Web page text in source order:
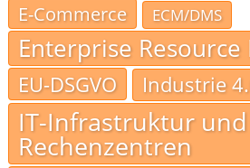
E-Commerce
ECM/DMS
Enterprise Resource
EU-DSGVO Industrie
IT-Infrastruktur und
Rechenzentren